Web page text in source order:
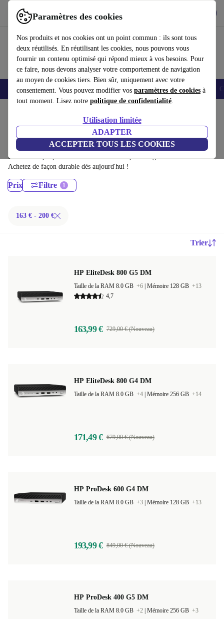
Paramètres des cookies
Nos produits et nos cookies ont un point commun : ils sont tous
deux réutilisés. En réutilisant les cookies, nous pouvons vous
fournir un contenu optimisé qui répond mieux à vos besoins. Pour
ce faire, nous devons analyser votre comportement de navigation
au moyen de cookies tiers. Bien sûr, uniquement avec votre
consentement. Vous pouvez modifier vos paramètres de cookies à
tout moment. Lisez notre politique de confidentialité.
Utilisation limitée
ADAPTER
ACCEPTER TOUS LES COOKIES
Utilisez refurbed rapidement et facilement
Smartphones Laptops Tablettes Montres connectées Accessoires
Ordinateurs de bureau HP:
Ordinateurs de bureau HP certifiés reconditionnés à moins de 200€ –
économisez jusqu'à 40 %. Retours sous 30 jours et garantie de 12 mois.
Achetez de façon durable dès aujourd'hui !
Prix Filtre
163 € - 200 €
Trier
HP EliteDesk 800 G5 DM
Taille de la RAM 8.0 GB +6 Mémoire 128 GB +13
4,7
163,99 € 729,00 € (Nouveau)
HP EliteDesk 800 G4 DM
Taille de la RAM 8.0 GB +4 Mémoire 256 GB +14
171,49 € 679,00 € (Nouveau)
HP ProDesk 600 G4 DM
Taille de la RAM 8.0 GB +3 Mémoire 128 GB +13
193,99 € 849,00 € (Nouveau)
HP ProDesk 400 G5 DM
Taille de la RAM 8.0 GB +2 Mémoire 256 GB +3